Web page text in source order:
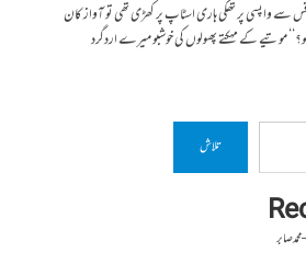
واپسی پر تھکی ہاری اسٹاپ پر کھڑی تھی تو آواز کان
موتیے کے مہکتے پھولوں کی خوشبو میرے اردگرد
تلاش
صابر